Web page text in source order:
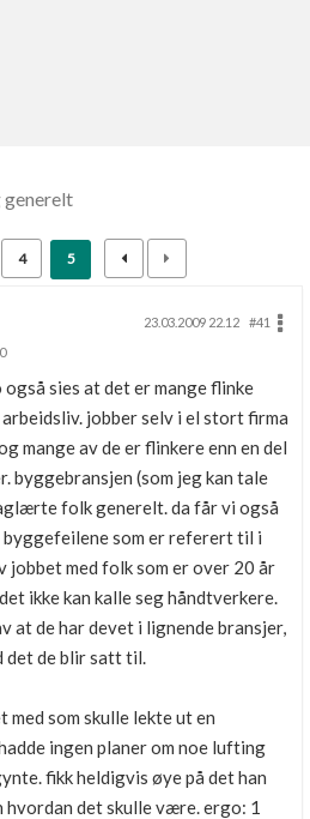
generelt
4 5
23.03.2009 22.12
#41
0
sies at det er mange flinke
jobber selv i el stort firma
mange av de er flinkere enn en del
byggebransjen (som jeg kan tale
folk generelt. da får vi også
byggefeilene som er referert til i
jobbet med folk som er over 20 år
ikke kan kalle seg håndtverkere.
at de har devet i lignende bransjer,
det de blir satt til.
med som skulle lekte ut en
ingen planer om noe lufting
fikk heldigvis øye på det han
det skulle være. ergo: 1